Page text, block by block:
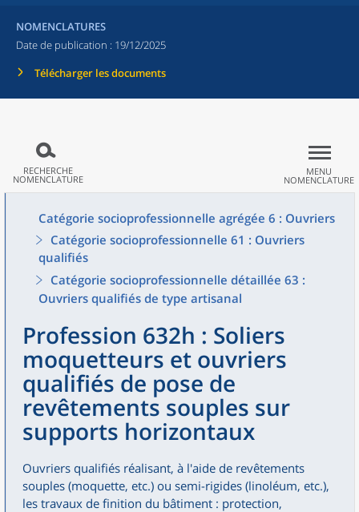
NOMENCLATURES
Date de publication : 19/12/2025
Télécharger les documents
RECHERCHE
NOMENCLATURE
MENU
NOMENCLATURE
Catégorie socioprofessionnelle agrégée 6 : Ouvriers
Catégorie socioprofessionnelle 61 : Ouvriers
qualifiés
Catégorie socioprofessionnelle détaillée 63 :
Ouvriers qualifiés de type artisanal
Profession 632h : Soliers
moquetteurs et ouvriers
qualifiés de pose de
revêtements souples sur
supports horizontaux
Ouvriers qualifiés réalisant, à l'aide de revêtements
souples (moquette, etc.) ou semi-rigides (linoléum, etc.),
les travaux de finition du bâtiment : protection,